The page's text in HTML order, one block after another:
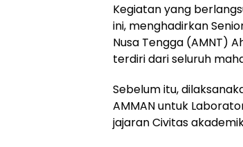
Kegiatan yang
ini, menghadirkan
Nusa Tengga (AMNT)
terdiri dari seluruh
Sebelum itu,
AMMAN untuk
jajaran Civitas akademik